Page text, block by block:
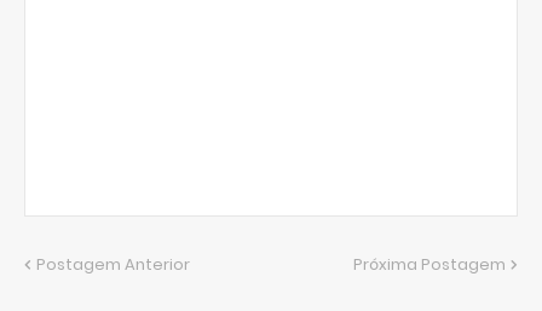
Postagem Anterior Próxima Postagem